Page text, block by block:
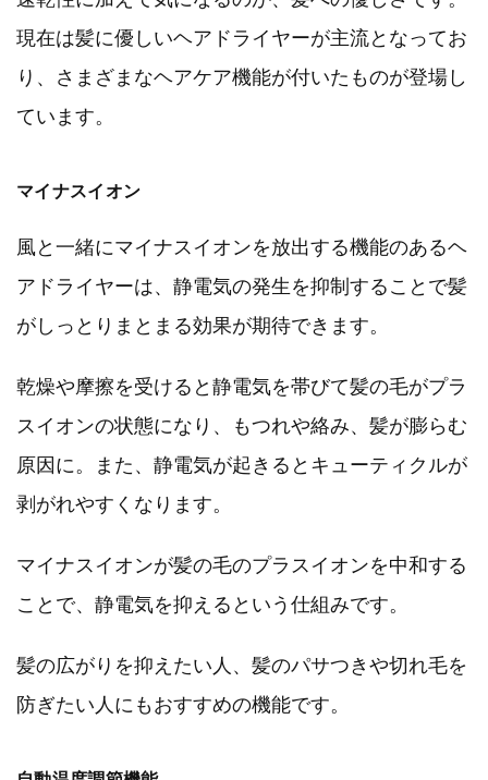
現在は髪に優しいヘアドライヤーが主流となってお
り、さまざまなヘアケア機能が付いたものが登場し
ています。
マイナスイオン
風と一緒にマイナスイオンを放出する機能のあるヘ
アドライヤーは、静電気の発生を抑制することで髪
がしっとりまとまる効果が期待できます。
乾燥や摩擦を受けると静電気を帯びて髪の毛がプラ
スイオンの状態になり、もつれや絡み、髪が膨らむ
原因に。また、静電気が起きるとキューティクルが
剥がれやすくなります。
マイナスイオンが髪の毛のプラスイオンを中和する
ことで、静電気を抑えるという仕組みです。
髪の広がりを抑えたい人、髪のパサつきや切れ毛を
防ぎたい人にもおすすめの機能です。